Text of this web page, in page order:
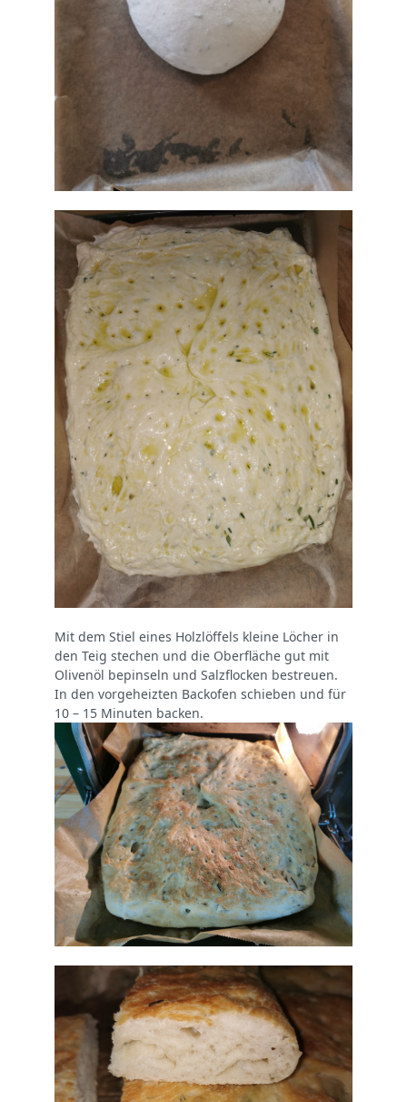
Mit dem Stiel eines Holzlöffels kleine Löcher in
den Teig stechen und die Oberfläche gut mit
Olivenöl bepinseln und Salzflocken bestreuen.
In den vorgeheizten Backofen schieben und für
10 – 15 Minuten backen.